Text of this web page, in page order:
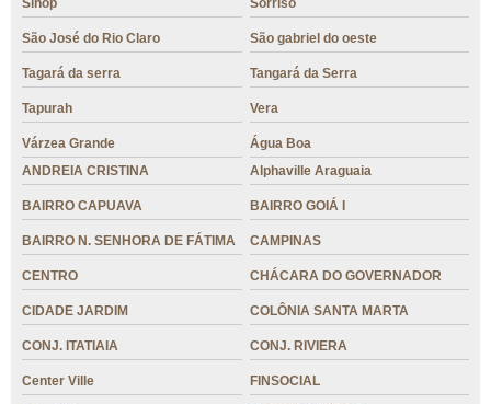
Sinop Sorriso
São José do Rio Claro São gabriel do oeste
Tagará da serra Tangará da Serra
Tapurah Vera
Várzea Grande
Água Boa
ANDREIA CRISTINA
Alphaville Araguaia
BAIRRO CAPUAVA BAIRRO GOIÁ I
BAIRRO N. SENHORA DE FÁTIMA CAMPINAS
CENTRO CHÁCARA DO GOVERNADOR
CIDADE JARDIM COLÔNIA SANTA MARTA
CONJ. ITATIAIA CONJ. RIVIERA
Center Ville FINSOCIAL